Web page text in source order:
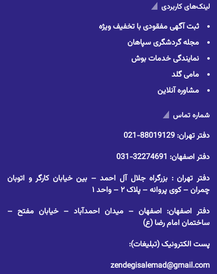
لینک‌های کاربردی
ثبت آگهی مفقودی با تخفیف ویژه
مجله گردشگری سپاهان
نمایندگی خدمات بوش
مامی گلد
مشاوره آنلاین
شماره تماس
دفتر تهران: 88019129-021
دفتر اصفهان: 32274691-031
دفتر تهران : بزرگراه جلال آل احمد – بین خیابان کارگر و اتوبان
چمران – کوی پروانه – پلاک ۲ – واحد ۱
دفتر اصفهان: اصفهان – میدان احمدآباد – خیابان مفتح –
ساختمان امام رضا (ع)
پست الکترونیک (تبلیغات):
zendegisalemad@gmail.com